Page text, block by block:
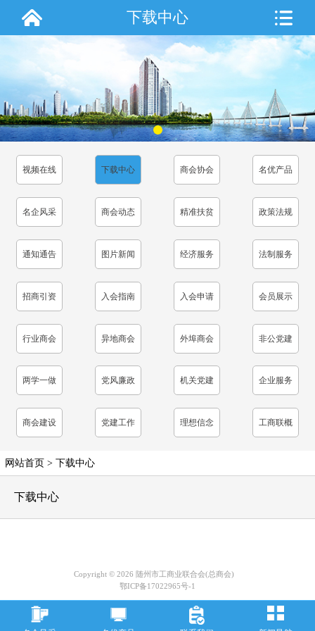
下载中心
视频在线 下载中心 商会协会 名优产品
名企风采 商会动态 精准扶贫 政策法规
通知通告 图片新闻 经济服务 法制服务
招商引资 入会指南 入会申请 会员展示
行业商会 异地商会 外埠商会 非公党建
两学一做 党风廉政 机关党建 企业服务
商会建设 党建工作 理想信念 工商联概
网站首页 > 下载中心
下载中心
Copyright © 2026 随州市工商业联合会(总商会)
鄂ICP备17022965号-1